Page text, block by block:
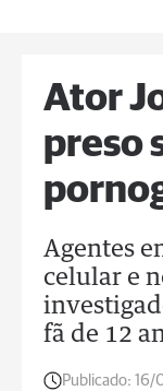
Ator
preso
Agentes
celular e
fã de 12
Publicado: 16/